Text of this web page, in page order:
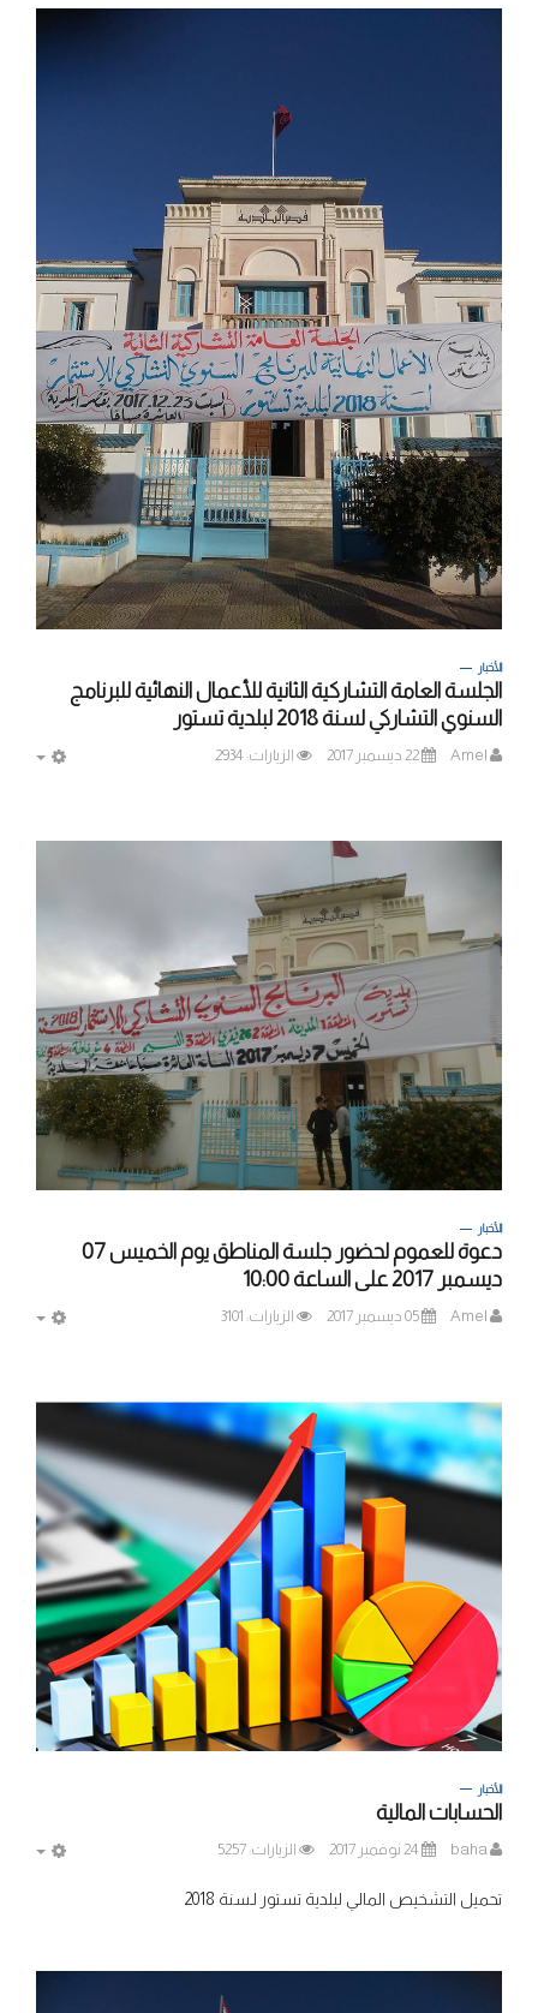
الأخبار
الجلسة العامة التشاركية الثانية للأعمال النهائية للبرنامج
السنوي التشاركي لسنة 2018 لبلدية تستور
Amel 22 ديسمبر 2017 الزيارات: 2934
الأخبار
دعوة للعموم لحضور جلسة المناطق يوم الخميس 07
ديسمبر 2017 على الساعة 10:00
Amel 05 ديسمبر 2017 الزيارات: 3101
الأخبار
الحسابات المالية
baha 24 نوفمبر 2017 الزيارات: 5257
تحميل التشخيص المالي لبلدية تستور لـسنة 2018